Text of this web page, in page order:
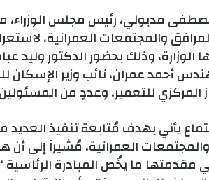
مدبولي، رئيس مجلس الوزراء،
والمجتمعات العمرانية،
وذلك بحضور الدكتور وليد
أحمد عمران، نائب وزير الإسكان
المركزي للتعمير، وعددٍ من
يأتي بهدف مُتابعة تنفيذ
العمرانية، مُشيراً إلى
مقدمتها ما يخُص المبادرة الرئاسية